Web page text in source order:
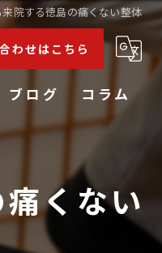
院する徳島の痛くない整体
わせはこちら
ブログ コラム
くない